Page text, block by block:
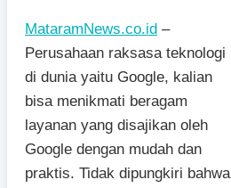
MataramNews.co.id –
Perusahaan raksasa teknologi
di dunia yaitu Google, kalian
bisa menikmati beragam
layanan yang disajikan oleh
Google dengan mudah dan
praktis. Tidak dipungkiri bahwa